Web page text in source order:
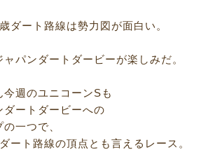
ダート路線は勢力図が面白い。
ャパンダートダービーが楽しみだ。
今週のユニコーンSも
ダートダービーへの
一つで、
ート路線の頂点とも言えるレース。